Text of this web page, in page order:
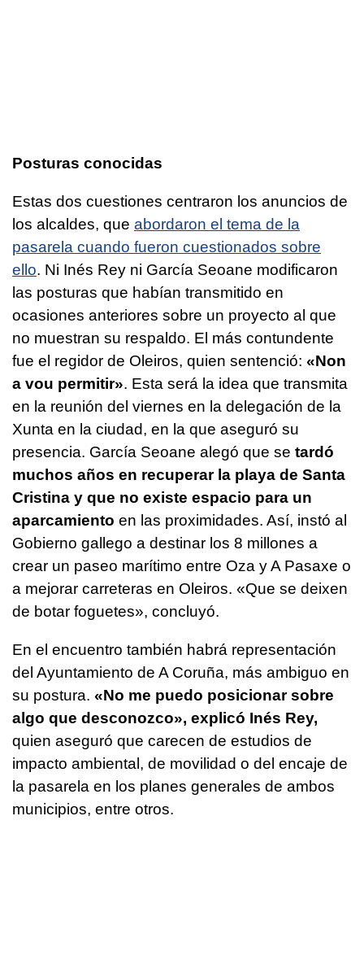
Posturas conocidas
Estas dos cuestiones centraron los anuncios de
los alcaldes, que abordaron el tema de la
pasarela cuando fueron cuestionados sobre
ello. Ni Inés Rey ni García Seoane modificaron
las posturas que habían transmitido en
ocasiones anteriores sobre un proyecto al que
no muestran su respaldo. El más contundente
fue el regidor de Oleiros, quien sentenció: «Non
a vou permitir». Esta será la idea que transmita
en la reunión del viernes en la delegación de la
Xunta en la ciudad, en la que aseguró su
presencia. García Seoane alegó que se tardó
muchos años en recuperar la playa de Santa
Cristina y que no existe espacio para un
aparcamiento en las proximidades. Así, instó al
Gobierno gallego a destinar los 8 millones a
crear un paseo marítimo entre Oza y A Pasaxe o
a mejorar carreteras en Oleiros. «Que se deixen
de botar foguetes», concluyó.
En el encuentro también habrá representación
del Ayuntamiento de A Coruña, más ambiguo en
su postura. «No me puedo posicionar sobre
algo que desconozco», explicó Inés Rey,
quien aseguró que carecen de estudios de
impacto ambiental, de movilidad o del encaje de
la pasarela en los planes generales de ambos
municipios, entre otros.